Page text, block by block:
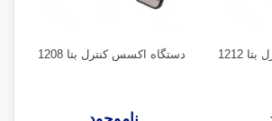
1212 دستگاه اکسس کنترل بتا 1208